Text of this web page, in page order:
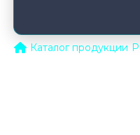
Каталог продукции